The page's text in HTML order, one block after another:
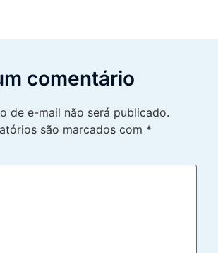
comentário
de e-mail não será publicado.
são marcados com *